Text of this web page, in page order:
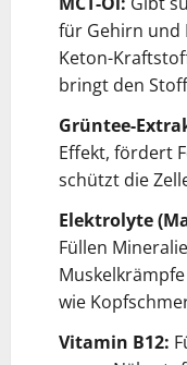
für Gehirn und
Keton-
bringt den
Grüntee-
Effekt, fördert
schützt die
Elektrolyte
Füllen
wie
Vitamin B12: